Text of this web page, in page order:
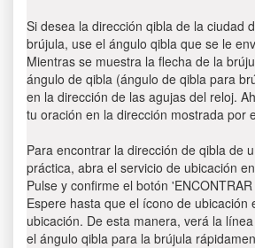
Si desea la dirección qibla de la ciudad
brújula, use el ángulo qibla que se le
Mientras se muestra la flecha de la
ángulo de qibla (ángulo de qibla para
en la dirección de las agujas del reloj.
tu oración en la dirección mostrada por
Para encontrar la dirección de qibla de
práctica, abra el servicio de ubicación
Pulse y confirme el botón
Espere hasta que el ícono de ubicación
ubicación. De esta manera, verá la
el ángulo qibla para la brújula